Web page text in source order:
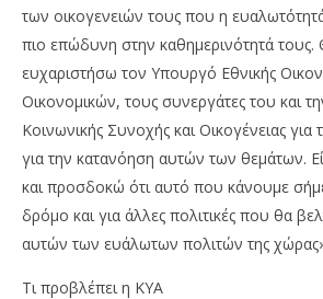
των οικογενειών τους που η
πιο επώδυνη στην καθημερινότητά
ευχαριστήσω τον Υπουργό Εθνικής
Οικονομικών, τους συνεργάτες του και
Κοινωνικής Συνοχής και Οικογένειας για
για την κατανόηση αυτών των θεμάτων.
και προσδοκώ ότι αυτό που κάνουμε
δρόμο και για άλλες πολιτικές που θα
αυτών των ευάλωτων πολιτών της
Τι προβλέπει η ΚΥΑ